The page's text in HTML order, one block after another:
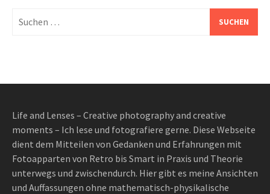
nach:
Life and Lenses – Creative photography and creative
moments – Ich lese und fotografiere gerne. Diese Webseite
dient dem Mitteilen von Gedanken und Erfahrungen mit
Fotoapparten von Retro bis Smart in Praxis und Theorie
unterwegs und zwischendurch. Hier gibt es meine Ansichten
und Auffassungen ohne mathematisch-physikalische